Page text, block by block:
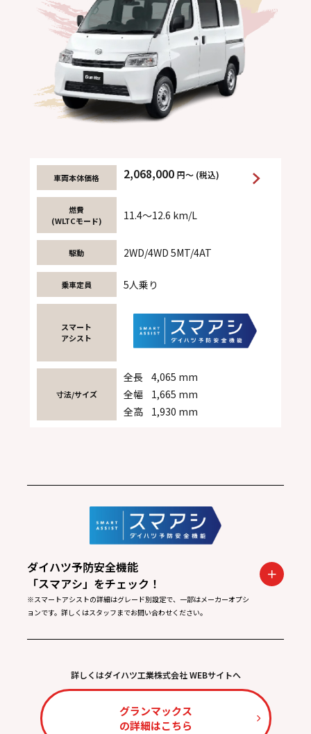
車両本体価格 2,068,000 円～ (税込)
燃費
(WLTCモード)
11.4～12.6 km/L
駆動 2WD/4WD 5MT/4AT
乗車定員 5人乗り
スマート
アシスト
寸法/サイズ
全長
4,065 mm
全幅
1,665 mm
全高
1,930 mm
ダイハツ予防安全機能
「スマアシ」をチェック！
※スマートアシストの詳細はグレード別設定で、一部はメーカーオプシ
ョンです。詳しくはスタッフまでお問い合わせください。
詳しくはダイハツ工業株式会社 WEBサイトへ
グランマックス
の詳細はこちら